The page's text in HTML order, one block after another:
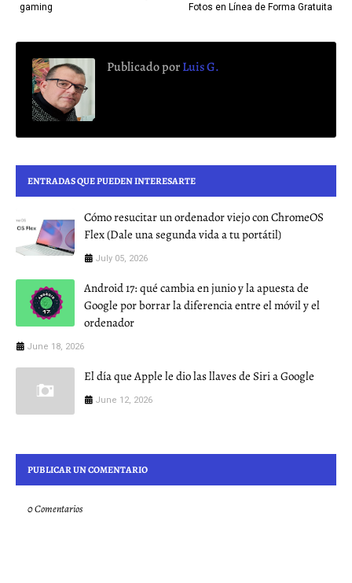
Fotos en Línea de Forma Gratuita
gaming
Publicado porLuis G.
ENTRADAS QUE PUEDEN INTERESARTE
Cómo resucitar un ordenador viejo con ChromeOS
Flex (Dale una segunda vida a tu portátil)
July 05, 2026
Android 17: qué cambia en junio y la apuesta de
Google por borrar la diferencia entre el móvil y el
ordenador
June 18, 2026
El día que Apple le dio las llaves de Siri a Google
June 12, 2026
PUBLICAR UN COMENTARIO
0 Comentarios